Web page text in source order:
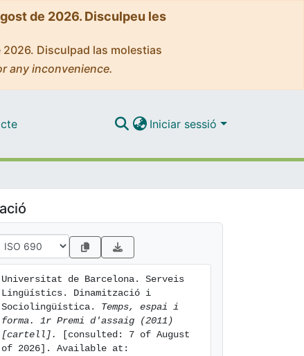
de 2026. Disculpeu les
Disculpad las molestias
any inconvenience.
Iniciar sessió
Universitat de Barcelona. Serveis
Lingüístics. Dinamització i
Sociolingüística. Temps, espai i
forma. 1r Premi d'assaig (2011)
[cartell].
[consulted: 7 of August
of 2026]. Available at: